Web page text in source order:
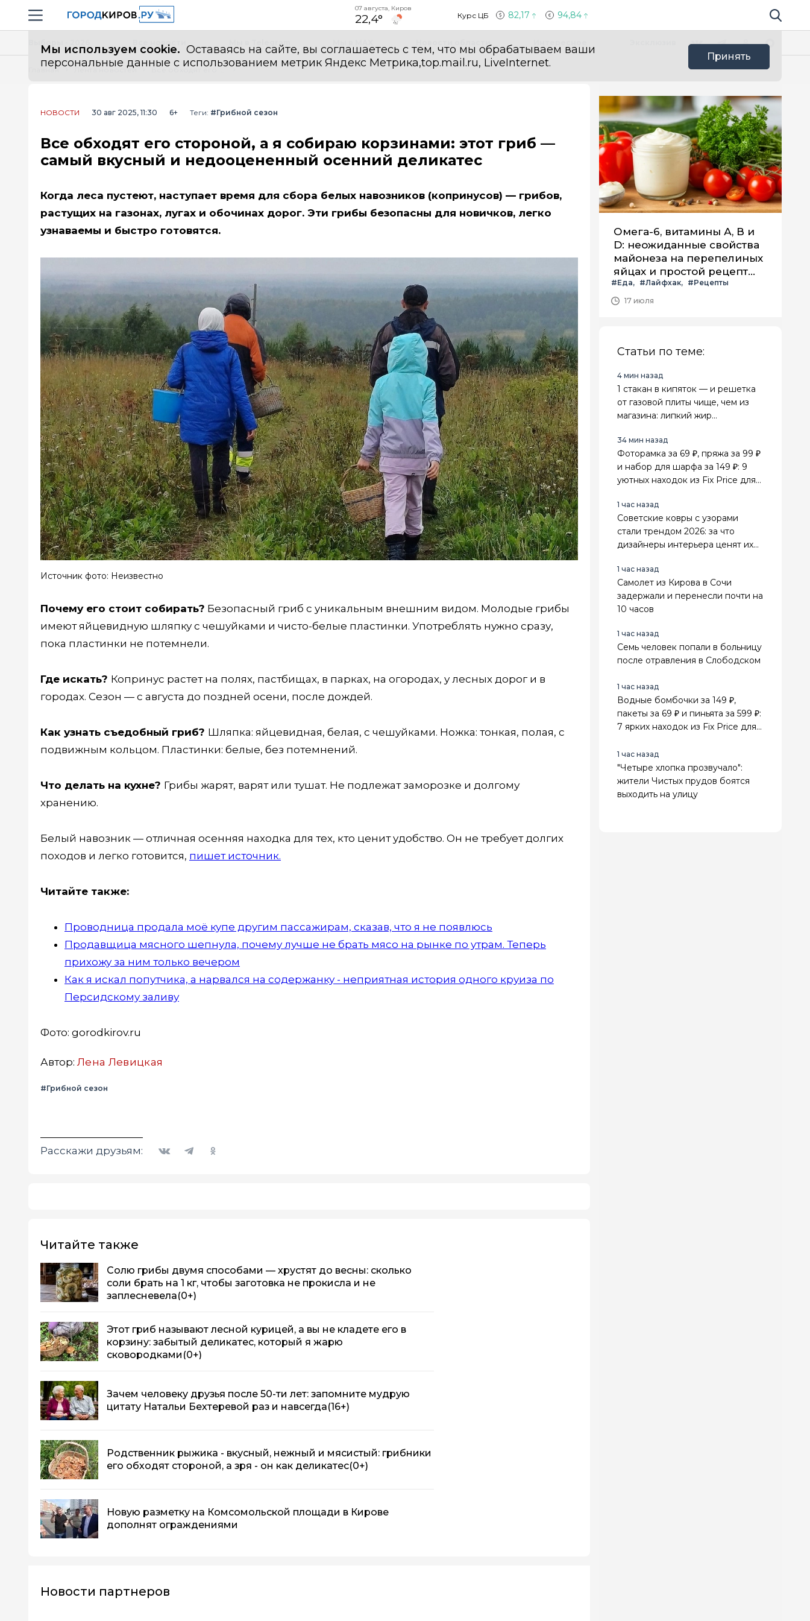
Навигация сайта
07 августа, Киров
22,4° Курс ЦБ 82,17 94,84 Поиск по
Мы используем cookie. Оставаясь на сайте, вы соглашаетесь с тем, что мы обрабатываем ваши
персональные данные с использованием метрик Яндекс Метрика,top.mail.ru, LiveInternet.
Принять
Все новости
Главная Лента новостей
НОВОСТИ 30 авг 2025, 11:30 6+ Теги: #Грибной сезон
Все обходят его стороной, а я собираю корзинами: этот гриб —
самый вкусный и недооцененный осенний деликатес
Когда леса пустеют, наступает время для сбора белых навозников (копринусов) — грибов,
растущих на газонах, лугах и обочинах дорог. Эти грибы безопасны для новичков, легко
узнаваемы и быстро готовятся.
Источник фото: Неизвестно
Почему его стоит собирать? Безопасный гриб с уникальным внешним видом. Молодые грибы
имеют яйцевидную шляпку с чешуйками и чисто-белые пластинки. Употреблять нужно сразу,
пока пластинки не потемнели.
Где искать? Копринус растет на полях, пастбищах, в парках, на огородах, у лесных дорог и в
городах. Сезон — с августа до поздней осени, после дождей.
Как узнать съедобный гриб? Шляпка: яйцевидная, белая, с чешуйками. Ножка: тонкая, полая, с
подвижным кольцом. Пластинки: белые, без потемнений.
Что делать на кухне? Грибы жарят, варят или тушат. Не подлежат заморозке и долгому
хранению.
Белый навозник — отличная осенняя находка для тех, кто ценит удобство. Он не требует долгих
походов и легко готовится, пишет источник.
Читайте также:
Проводница продала моё купе другим пассажирам, сказав, что я не появлюсь
Продавщица мясного шепнула, почему лучше не брать мясо на рынке по утрам. Теперь
прихожу за ним только вечером
Как я искал попутчика, а нарвался на содержанку - неприятная история одного круиза по
Персидскому заливу
Фото: gorodkirov.ru
Автор: Лена Левицкая
#Грибной сезон
Расскажи друзьям:
Читайте также
Солю грибы двумя способами — хрустят до весны: сколько
соли брать на 1 кг, чтобы заготовка не прокисла и не
заплесневела(0+)
Этот гриб называют лесной курицей, а вы не кладете его в
корзину: забытый деликатес, который я жарю
сковородками (0+)
Зачем человеку друзья после 50-ти лет: запомните мудрую
цитату Натальи Бехтеревой раз и навсегда(16+)
Родственник рыжика - вкусный, нежный и мясистый: грибники
его обходят стороной, а зря - он как деликатес(0+)
Новую разметку на Комсомольской площади в Кирове
дополнят ограждениями
Новости партнеров
Омега-6, витамины А, В и
D: неожиданные свойства
майонеза на перепелиных
яйцах и простой рецепт
летнего салата с ним
#Еда #Лайфхак
#Рецепты
17 июля
Статьи по теме:
4 мин назад
1 стакан в кипяток — и решетка
от газовой плиты чище, чем из
магазина: липкий жир
34 мин назад
Фоторамка за 69 ₽, пряжа за 99 ₽
и набор для шарфа за 149 ₽: 9
уютных находок из Fix Price для
1 час назад
Советские ковры с узорами
стали трендом 2026: за что
дизайнеры интерьера ценят их
1 час назад
Самолет из Кирова в Сочи
задержали и перенесли почти на
10 часов
1 час назад
Семь человек попали в больницу
после отравления в Слободском
1 час назад
Водные бомбочки за 149 ₽,
пакеты за 69 ₽ и пиньята за 599 ₽:
7 ярких находок из Fix Price для
1 час назад
"Четыре хлопка прозвучало":
жители Чистых прудов боятся
выходить на улицу